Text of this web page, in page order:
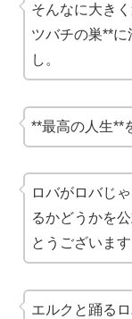
そんなに大き
ツバチの巣**
し。
**最高の人生**
ロバがロバじ
るかどうかを
とうございま
エルクと踊るロ